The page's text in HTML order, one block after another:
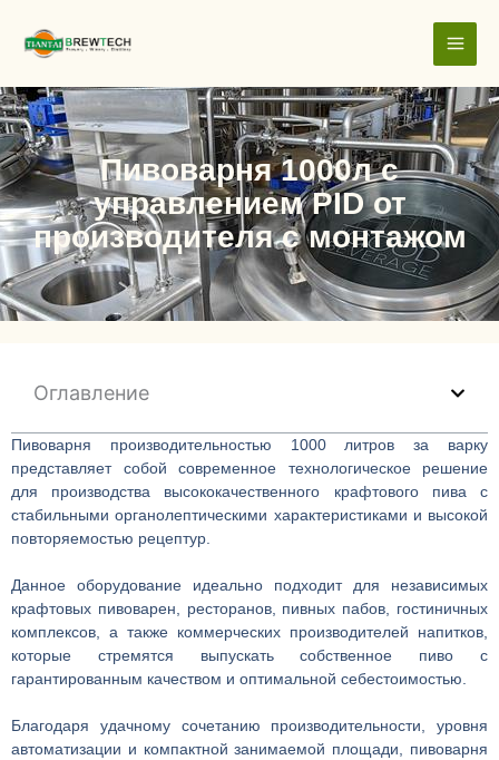
容
Пивоварня 1000л с
управлением PID от
производителя с монтажом
Оглавление
Пивоварня производительностью 1000 литров за варку
представляет собой современное технологическое решение
для производства высококачественного крафтового пива с
стабильными органолептическими характеристиками и высокой
повторяемостью рецептур.
Данное оборудование идеально подходит для независимых
крафтовых пивоварен, ресторанов, пивных пабов, гостиничных
комплексов, а также коммерческих производителей напитков,
которые стремятся выпускать собственное пиво с
гарантированным качеством и оптимальной себестоимостью.
Благодаря удачному сочетанию производительности, уровня
автоматизации и компактной занимаемой площади, пивоварня